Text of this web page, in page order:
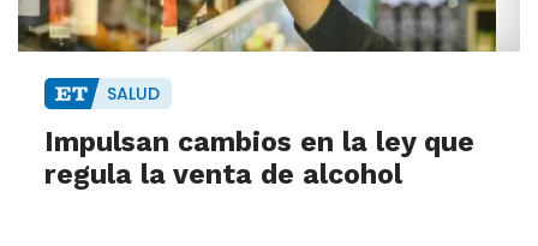
SALUD
Impulsan cambios en la ley que
regula la venta de alcohol